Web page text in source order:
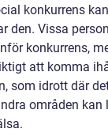
konkurrens
den. Vissa
konkurrens,
att komma
som idrott där
områden